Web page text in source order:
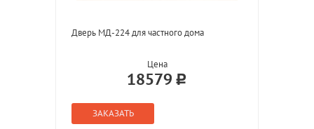
Дверь МД-224 для частного дома
Цена
18579
ЗАКАЗАТЬ